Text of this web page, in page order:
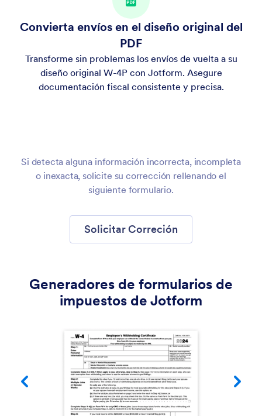
Convierta envíos en el diseño original del
PDF
Transforme sin problemas los envíos de vuelta a su
diseño original W-4P con Jotform. Asegure
documentación fiscal consistente y precisa.
Si detecta alguna información incorrecta, incompleta
o inexacta, solicite su corrección rellenando el
siguiente formulario.
Solicitar Correción
Generadores de formularios de
impuestos de Jotform